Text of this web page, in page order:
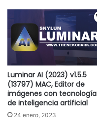
Luminar AI (2023) v1.5.5
(13797) MAC, Editor de
imágenes con tecnología
de inteligencia artificial
24 enero, 2023